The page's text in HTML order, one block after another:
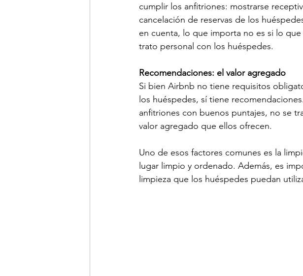
cumplir los anfitriones: mostrarse
cancelación de reservas de los
en cuenta, lo que importa no es si lo
trato personal con los huéspedes.
Recomendaciones: el valor agregado
Si bien Airbnb no tiene requisitos
los huéspedes, sí tiene
anfitriones con buenos puntajes, no se
valor agregado que ellos ofrecen.
Uno de esos factores comunes es la
lugar limpio y ordenado. Además, es
limpieza que los huéspedes puedan